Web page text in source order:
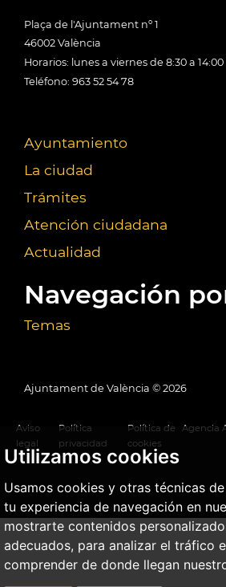
Utilizamos cookies
Usamos cookies y otras técnicas
tu experiencia de navegación en
mostrarte contenidos
adecuados, para analizar el tráfico
comprender de donde llegan
Plaça de l'Ajuntament nº 1
46002 València
Horarios: lunes a viernes de 8:30 a
Teléfono: 963 52 54 78
Ayuntamiento
La ciudad
Trámites
Atención ciudadana
Actualidad
Navegación
Temas
Ajuntament de València © 2026
Aviso
legal
Política
privacidad
Política de
cookies
Agencia